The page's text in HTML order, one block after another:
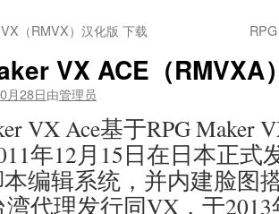
（RMVX）汉化版 下载
VX ACE（RMVXA
月28日由管理员
VX Ace基于RPG Maker
年12月15日在日本正式
本编辑系统，并内建脸图
湾代理发行同VX，于